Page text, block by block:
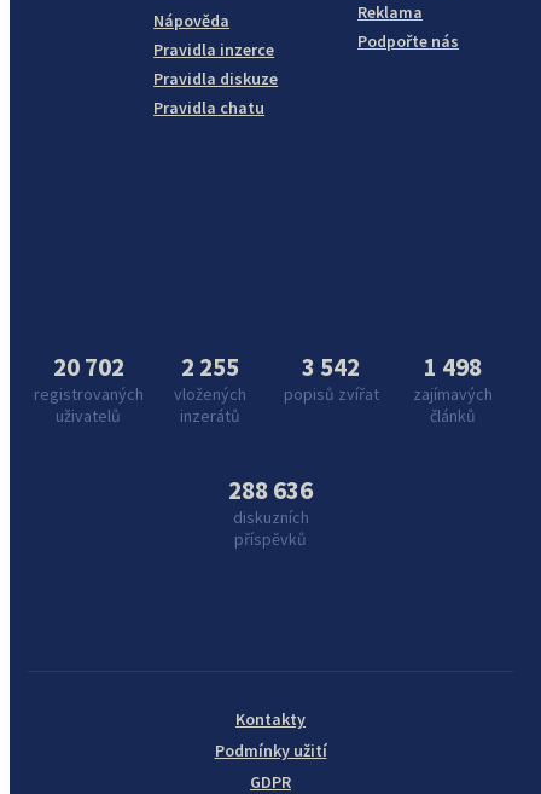
Nápověda
Pravidla inzerce
Pravidla diskuze
Pravidla chatu
Reklama
Podpořte nás
20 702
registrovaných
uživatelů
2 255
vložených
inzerátů
3 542
popisů zvířat
1 498
zajímavých
článků
288 636
diskuzních
příspěvků
Kontakty
Podmínky užití
GDPR